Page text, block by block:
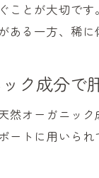
ことが大切で
ある一方、稀
ク成分で
然オーガニッ
ートに用いら